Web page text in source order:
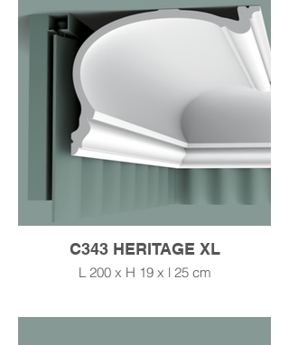
C343 HERITAGE XL
L 200 x H 19 x l 25 cm